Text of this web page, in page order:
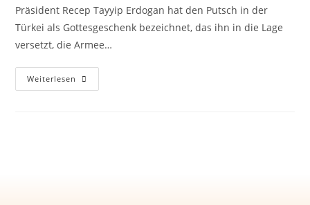
Präsident Recep Tayyip Erdogan hat den Putsch in der
Türkei als Gottesgeschenk bezeichnet, das ihn in die Lage
versetzt, die Armee…
Weiterlesen